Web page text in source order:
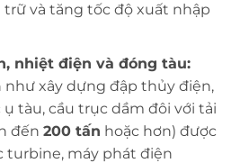
và tăng tốc độ xuất nhập
nhiệt điện và đóng tàu:
như xây dựng đập thủy điện,
tàu, cầu trục dầm đôi với tải
đến 200 tấn hoặc hơn) được
turbine, máy phát điện